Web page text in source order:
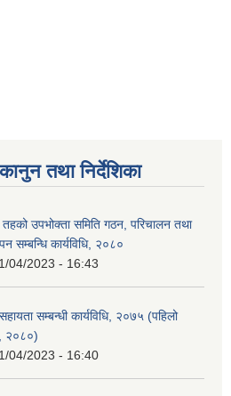
तथा निर्देशिका
तहको उपभोक्ता समिति गठन, परिचालन तथा
सम्बन्धि कार्यविधि, २०८०
04/2023 - 16:43
सम्बन्धी कार्यविधि, २०७५ (पहिलो
२०८०)
04/2023 - 16:40